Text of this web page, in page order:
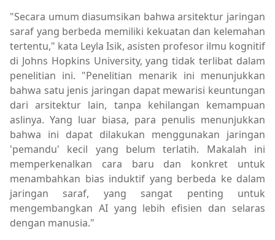
"Secara umum diasumsikan bahwa arsitektur jaringan
saraf yang berbeda memiliki kekuatan dan kelemahan
tertentu," kata Leyla Isik, asisten profesor ilmu kognitif
di Johns Hopkins University, yang tidak terlibat dalam
penelitian ini. "Penelitian menarik ini menunjukkan
bahwa satu jenis jaringan dapat mewarisi keuntungan
dari arsitektur lain, tanpa kehilangan kemampuan
aslinya. Yang luar biasa, para penulis menunjukkan
bahwa ini dapat dilakukan menggunakan jaringan
'pemandu' kecil yang belum terlatih. Makalah ini
memperkenalkan cara baru dan konkret untuk
menambahkan bias induktif yang berbeda ke dalam
jaringan saraf, yang sangat penting untuk
mengembangkan AI yang lebih efisien dan selaras
dengan manusia."